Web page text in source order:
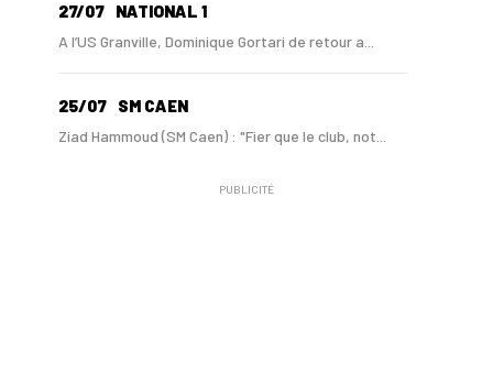
27/07 NATIONAL 1
A l’US Granville, Dominique Gortari de retour a...
25/07 SM CAEN
Ziad Hammoud (SM Caen) : "Fier que le club, not...
PUBLICITÉ